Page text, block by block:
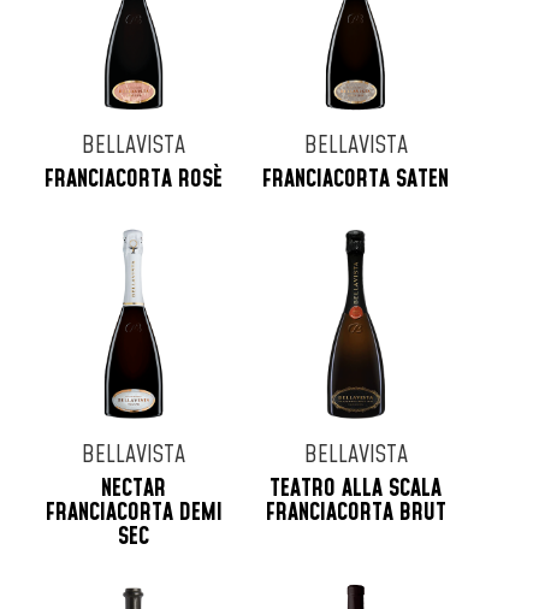
BELLAVISTA
FRANCIACORTA ROSÈ
BELLAVISTA
FRANCIACORTA SATEN
BELLAVISTA
NECTAR
FRANCIACORTA DEMI
SEC
BELLAVISTA
TEATRO ALLA SCALA
FRANCIACORTA BRUT